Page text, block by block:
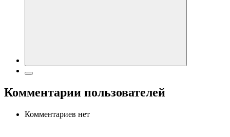
Комментарии пользователей
Комментариев нет